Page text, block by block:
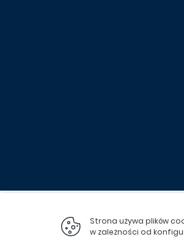
Strona używa plików
w zależności od